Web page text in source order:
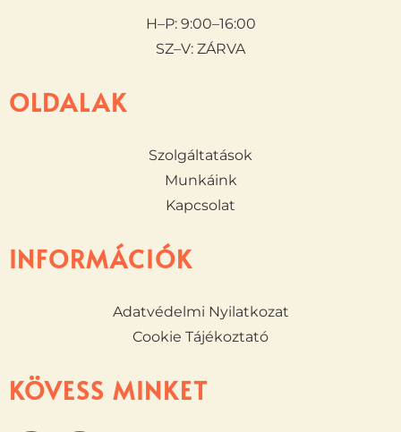
H–P: 9:00–16:00
SZ–V: ZÁRVA
OLDALAK
Szolgáltatások
Munkáink
Kapcsolat
INFORMÁCIÓK
Adatvédelmi Nyilatkozat
Cookie Tájékoztató
KÖVESS MINKET